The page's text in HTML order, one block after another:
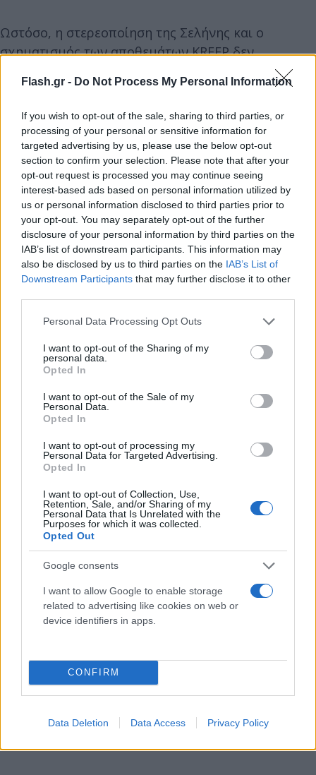
Flash.gr - Do Not Process My Personal Information
If you wish to opt-out of the sale, sharing to third parties, or
processing of your personal or sensitive information for
targeted advertising by us, please use the below opt-out
section to confirm your selection. Please note that after your
opt-out request is processed you may continue seeing
interest-based ads based on personal information utilized by
us or personal information disclosed to third parties prior to
your opt-out. You may separately opt-out of the further
disclosure of your personal information by third parties on the
IAB’s list of downstream participants. This information may
also be disclosed by us to third parties on the IAB’s List of
Downstream Participants that may further disclose it to other
Please note that this website/app uses one or more Google
not limited to your visit or usage behaviour. You may click to
grant or deny consent to Google and its third-party tags to
use your data for below specified purposes in below Google
consent section.
Personal Data Processing Opt Outs
I want to opt-out of the Sharing of my
personal data.
Opted In
I want to opt-out of the Sale of my
Personal Data.
Opted In
I want to opt-out of processing my
Personal Data for Targeted Advertising.
Opted In
I want to opt-out of Collection, Use,
Retention, Sale, and/or Sharing of my
Personal Data that Is Unrelated with the
Purposes for which it was collected.
Opted Out
Google consents
I want to allow Google to enable storage
related to advertising like cookies on web or
device identifiers in apps.
CONFIRM
Data Deletion Data Access Privacy Policy
Ωστόσο, η στερεοποίηση της Σελήνης και ο
σχηματισμός των αποθεμάτων KREEP δεν
δημιούργησαν μεγάλες ποσότητες λουτεσίου σε
σχέση με πετρώματα της ίδιας εποχής σε άλλα
σώματα. Συγκρίνοντας τις αναλογίες λουτεσίου και
αφνίου με εκείνες των μετεωριτών, οι επιστήμονες
μπορούν να υπολογίσουν πότε σχηματίστηκαν τα
αποθέματα KREEP.
Το πιο αξιοσημείωτο εύρημα των ερευνητών είναι
ότι η στερεοποίηση του σεληνιακού μάγματος
συνέβη ενώ πλανήτες-έμβρυα και πλανητοειδή
εξακολουθούσαν να βομβαρδίζουν τη Σελήνη. Αυτά
τα αντικείμενα γεννήθηκαν όταν σχηματίστηκε ο
Ήλιος, πριν από 4,6 δισεκατομμύρια χρόνια. Ό,τι
περίσσεψε από τη διαδικασία αυτή συνέχισε να
βομβαρδίζει τους ήδη σχηματισμένους πλανήτες.